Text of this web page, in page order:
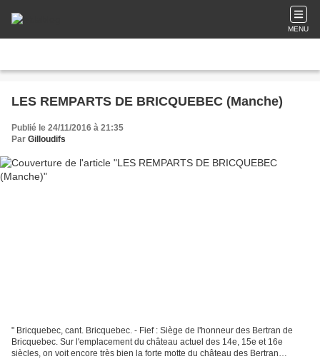
MENU
LES REMPARTS DE BRICQUEBEC (Manche)
Publié le 24/11/2016 à 21:35
Par Gilloudifs
" Bricquebec, cant. Bricquebec. - Fief : Siège de l'honneur des Bertran de
Bricquebec. Sur l'emplacement du château actuel des 14e, 15e et 16e
siècles, on voit encore très bien la forte motte du château des Bertran